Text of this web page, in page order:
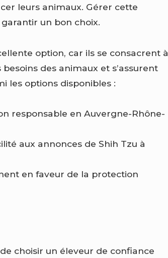
leurs animaux. Gérer cette
un bon choix.
option, car ils se consacrent à
des animaux et s’assurent
les options disponibles :
responsable en Auvergne-Rhône-
aux annonces de Shih Tzu à
en faveur de la protection
choisir un éleveur de confiance